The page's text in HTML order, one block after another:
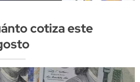
cotiza este